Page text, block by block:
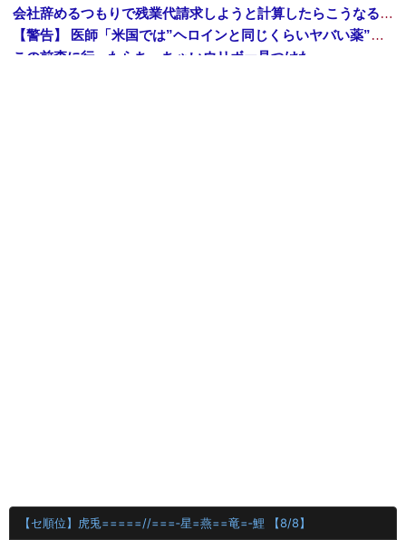
会社辞めるつもりで残業代請求しようと計算したらこうなるｗｗｗ
【警告】 医師「米国では”ヘロインと同じくらいヤバい薬”が日本では平気で処方されてる」
この前森に行ったらちっちゃいウリボー見つけた
【セ順位】虎兎=====//===‐星=燕==竜=‐鯉 【8/8】